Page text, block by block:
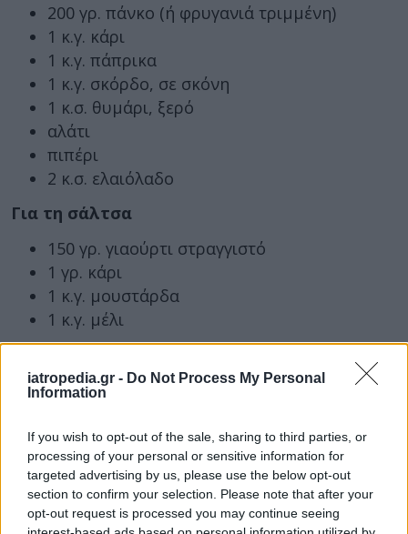
iatropedia.gr - Do Not Process My Personal
Information
If you wish to opt-out of the sale, sharing to third parties, or
processing of your personal or sensitive information for
targeted advertising by us, please use the below opt-out
section to confirm your selection. Please note that after your
opt-out request is processed you may continue seeing
200 γρ. πάνκο (ή φρυγανιά τριμμένη)
1 κ.γ. κάρι
1 κ.γ. πάπρικα
1 κ.γ. σκόρδο, σε σκόνη
1 κ.σ. θυμάρι, ξερό
αλάτι
πιπέρι
2 κ.σ. ελαιόλαδο
Για τη σάλτσα
150 γρ. γιαούρτι στραγγιστό
1 γρ. κάρι
1 κ.γ. μουστάρδα
1 κ.γ. μέλι
Προθερμαίνουμε τον φούρνο στους 220 οC στον
Σε ένα μπολ βάζουμε το πάνκο, το κάρι, την
πάπρικα, το σκόρδο, το θυμάρι και
ανακατεύουμε.